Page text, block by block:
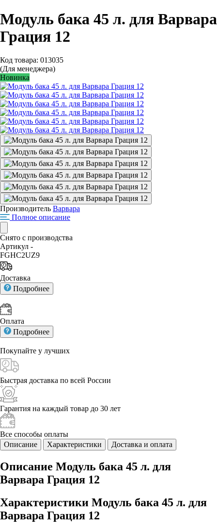
Модуль бака 45 л. для Варвара
Грация 12
Код товара: 013035
(Для менеджера)
Новинка
Производитель Варвара
Полное описание
Снято с производства
Артикул -
FGHC2UZ9
Доставка
Подробнее
Оплата
Подробнее
Покупайте у лучших
Быстрая доставка по всей России
Гарантия на каждый товар до 30 лет
Все способы оплаты
Описание
Характеристики Доставка и оплата
Описание Модуль бака 45 л. для
Варвара Грация 12
Характеристики Модуль бака 45 л. для
Варвара Грация 12